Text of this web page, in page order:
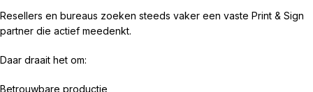
Resellers en bureaus zoeken steeds vaker een vaste Print & Sign
partner die actief meedenkt.
Daar draait het om:
Betrouwbare productie